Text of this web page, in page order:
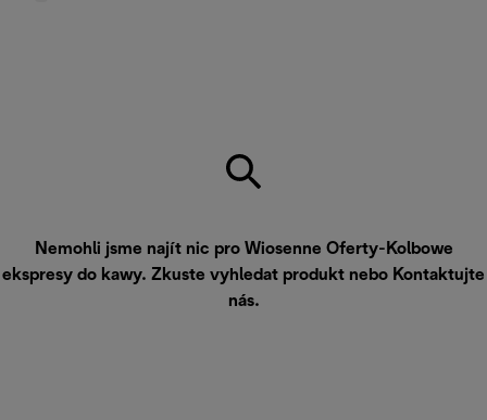
Nemohli jsme najít nic pro Wiosenne Oferty-Kolbowe
ekspresy do kawy. Zkuste vyhledat produkt nebo Kontaktujte
nás.